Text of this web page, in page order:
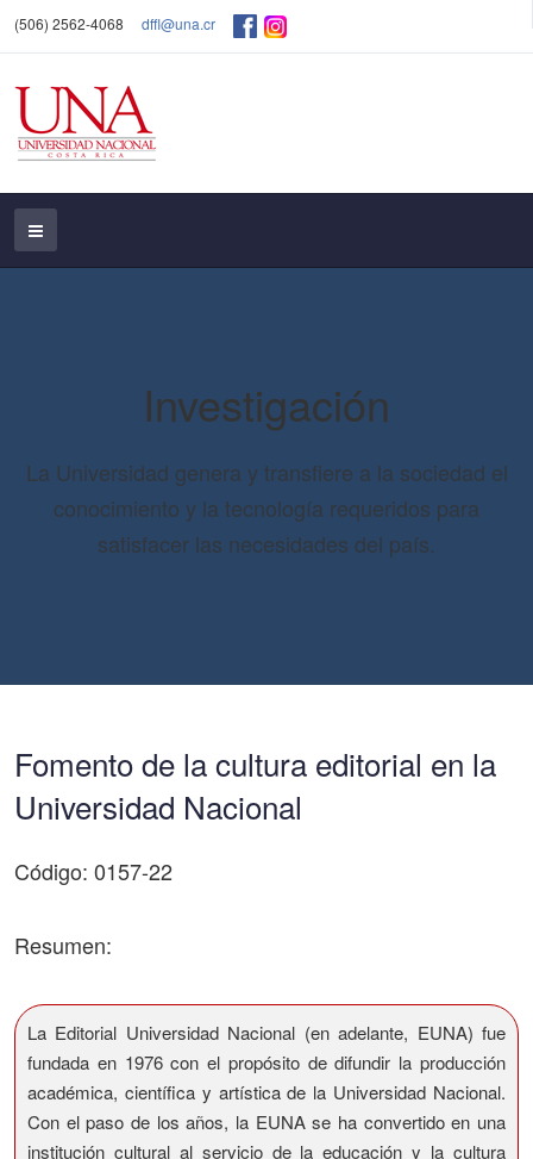
(506) 2562-4068 dffl@una.cr
Investigación
La Universidad genera y transfiere a la sociedad el
conocimiento y la tecnología requeridos para
satisfacer las necesidades del país.
Fomento de la cultura editorial en la
Universidad Nacional
Código: 0157-22
Resumen:
La Editorial Universidad Nacional (en adelante, EUNA) fue
fundada en 1976 con el propósito de difundir la producción
académica, científica y artística de la Universidad Nacional.
Con el paso de los años, la EUNA se ha convertido en una
institución cultural al servicio de la educación y la cultura